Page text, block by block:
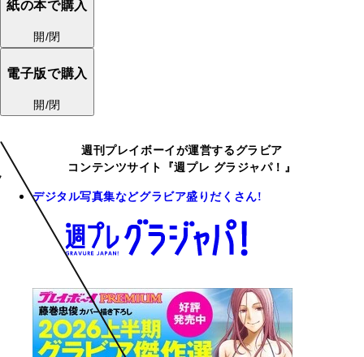
紙の本で購入
開/閉
電子版で購入
開/閉
週刊プレイボーイが運営するグラビア
コンテンツサイト『週プレ グラジャパ！』
デジタル写真集などグラビア盛りだくさん!